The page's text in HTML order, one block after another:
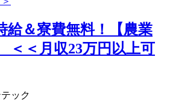
給＆寮費無料！【農業
＜＜月収23万円以上可
ック